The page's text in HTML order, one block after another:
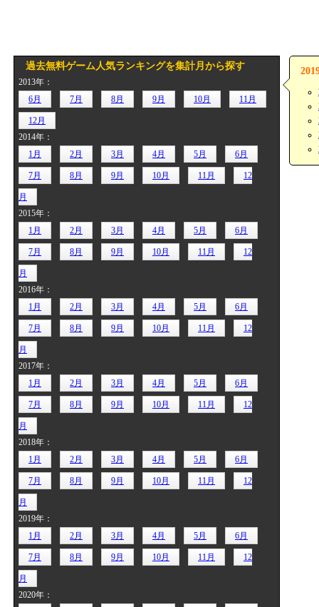
過去無料ゲーム人気ランキングを集計月から探す
2013年：
6月
7月 8月 9月 10月 11月
12月
2014年：
1月
2月 3月 4月 5月 6月
7月 8月 9月 10月 11月 12
月
2015年：
1月
2月 3月 4月 5月 6月
7月 8月 9月 10月 11月 12
月
2016年：
1月
2月 3月 4月 5月 6月
7月 8月 9月 10月 11月 12
月
2017年：
1月
2月 3月 4月 5月 6月
7月 8月 9月 10月 11月 12
月
2018年：
1月
2月 3月 4月 5月 6月
7月 8月 9月 10月 11月 12
月
2019年：
1月
2月 3月 4月 5月 6月
7月 8月 9月 10月 11月 12
月
2020年：